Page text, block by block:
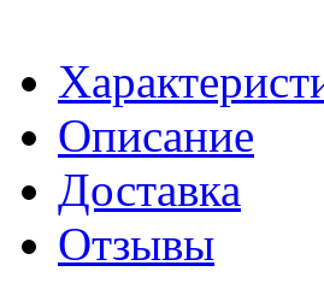
Описание
Доставка
Отзывы